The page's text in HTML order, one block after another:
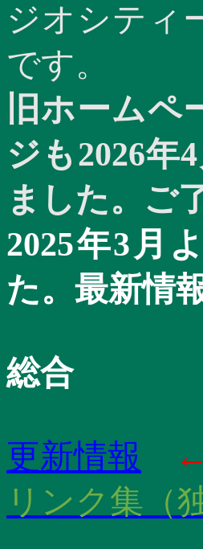
ジオシティ
です。
旧ホームペ
ジも2026年4
ました。ご
2025年3 月
た。最新情
総合
更新情報
←
リンク集（